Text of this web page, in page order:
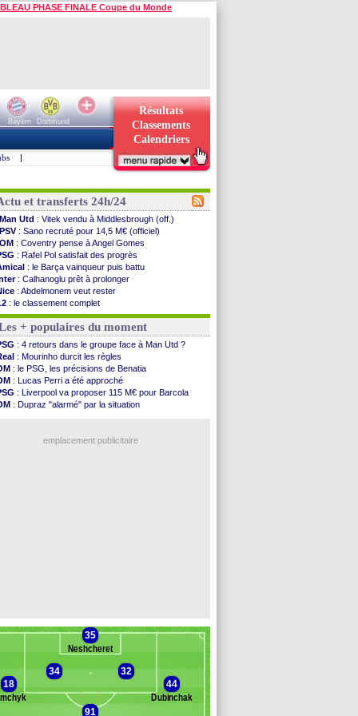
PHASE FINALE Coupe du Monde
Bayern
Dortmund
Résultats
Classements
Calendriers
|
et transferts 24h/24
Man Utd : Vitek vendu à Middlesbrough (off.)
PSV : Sano recruté pour 14,5 M€ (officiel)
OM : Coventry pense à Angel Gomes
: Rafel Pol satisfait des progrès
: le Barça vainqueur puis battu
: Calhanoglu prêt à prolonger
: Abdelmonem veut rester
: le classement complet
: les résultats de la soirée
: Le Havre renversé par Oviedo
: Nice battu aux tirs au but
: Ivanovic proche de Lens
: Dupraz "alarmé" par la situation
: Alvarez, le Barça va revoir son offre
: Mbamba prêté par Leverkusen (officiel)
: le Real bat Ferencvaros
: Lukaku dit oui à Fenerbahçe
: un nul entre Auxerre et Troyes
+ populaires du moment
: 4 retours dans le groupe face à Man Utd ?
: Mourinho durcit les règles
: le PSG, les précisions de Benatia
: Lucas Perri a été approché
: Liverpool va proposer 115 M€ pour Barcola
: Dupraz "alarmé" par la situation
emplacement publicitaire
35
Neshcheret
34
32
18
44
Dubinchak
91